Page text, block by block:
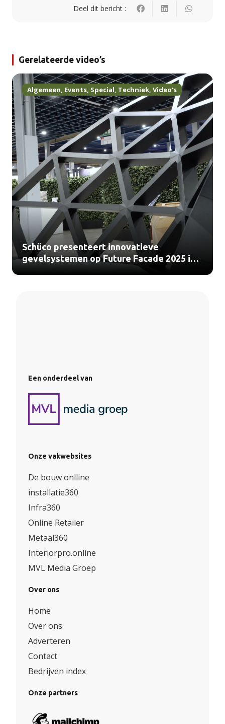
Deel dit bericht :
Gerelateerde video’s
Algemeen, Events, Special, Techniek, Video's
Schüco presenteert innovatieve
gevelsystemen op Future Facade 2025 in
Utrecht (video)
Een onderdeel van
Onze vakwebsites
De bouw onlline
installatie360
Infra360
Online Retailer
Metaal360
Interiorpro.online
MVL Media Groep
Over ons
Home
Over ons
Adverteren
Contact
Bedrijven index
Onze partners